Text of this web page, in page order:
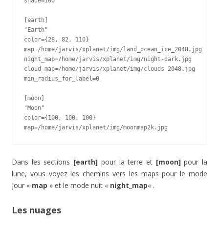
[earth]
"Earth"
color={28, 82, 110}
map=/home/jarvis/xplanet/img/land_ocean_ice_2048.jpg
night_map=/home/jarvis/xplanet/img/night-dark.jpg
cloud_map=/home/jarvis/xplanet/img/clouds_2048.jpg
min_radius_for_label=0
[moon]
"Moon"
color={100, 100, 100}
map=/home/jarvis/xplanet/img/moonmap2k.jpg
Dans les sections [earth] pour la terre et [moon]pour la
lune, vous voyez les chemins vers les maps pour le mode
jour « map » et le mode nuit « night_map« .
Les nuages